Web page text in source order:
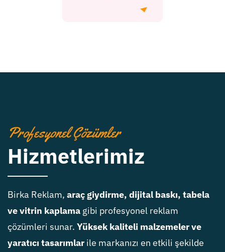
Profesyonel Çözümler
Hizmetlerimiz
Birka Reklam, araç giydirme, dijital baskı, tabela
ve vitrin kaplamagibi profesyonel reklam
çözümleri sunar. Yüksek kaliteli malzemeler ve
yaratıcı tasarımlarile markanızı en etkili şekilde